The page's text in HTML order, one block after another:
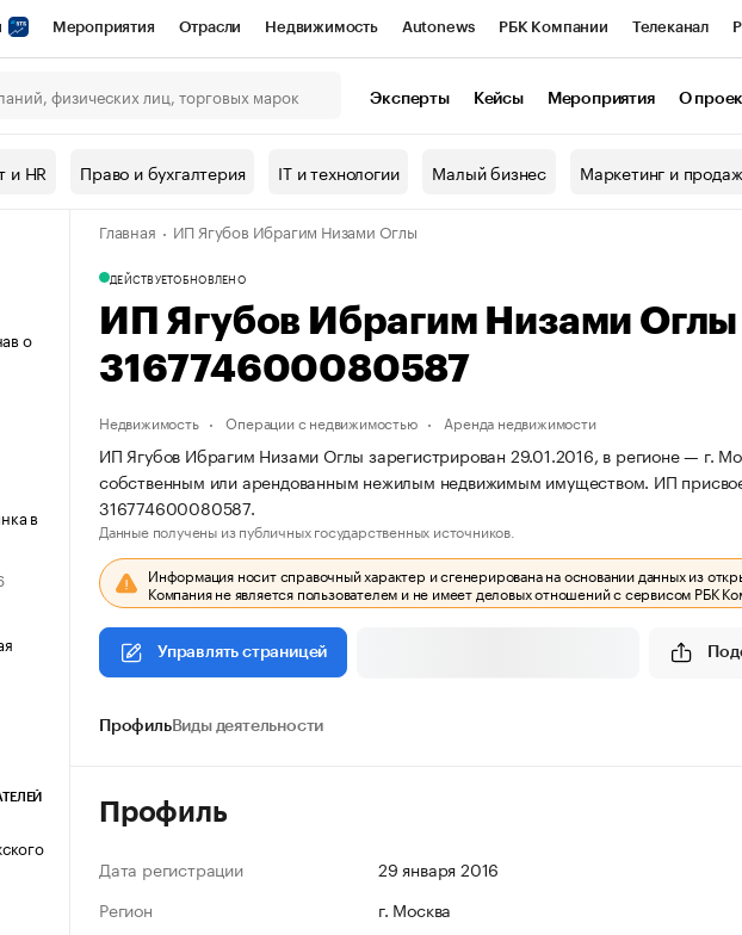
Мероприятия Отрасли Недвижимость Autonews РБК Компании Телеканал
СПб Спецпроекты Проверка контрагентов
Рынок наличной валюты
Эксперты Кейсы Мероприятия О
и HR Право и бухгалтерия IT и технологии Малый бизнес Маркетинг и
о
в
Главная ИП Ягубов Ибрагим Низами Оглы
ДЕЙСТВУЕТОБНОВЛЕНО
ИП Ягубов Ибрагим Низами
316774600080587
Недвижимость Операции с недвижимостью Аренда недвижимости
ИП Ягубов Ибрагим Низами Оглы зарегистрирован 29.01.2016, в регионе — г.
собственным или арендованным нежилым недвижимым имуществом. ИП
316774600080587.
Данные получены из публичных государственных источников.
Информация носит справочный характер и сгенерирована на основании данных из
Компания не является пользователем и не имеет деловых отношений с сервисом РБК
Управлять страницей
ПрофильВиды деятельности
Профиль
Дата регистрации
29 января 2016
Регион
г. Москва